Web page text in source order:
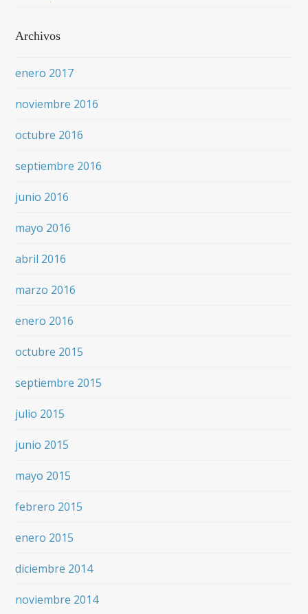
Archivos
enero 2017
noviembre 2016
octubre 2016
septiembre 2016
junio 2016
mayo 2016
abril 2016
marzo 2016
enero 2016
octubre 2015
septiembre 2015
julio 2015
junio 2015
mayo 2015
febrero 2015
enero 2015
diciembre 2014
noviembre 2014